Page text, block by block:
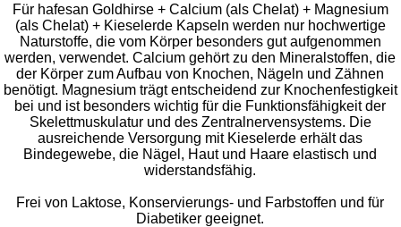
Für hafesan Goldhirse + Calcium (als Chelat) + Magnesium
(als Chelat) + Kieselerde Kapseln werden nur hochwertige
Naturstoffe, die vom Körper besonders gut aufgenommen
werden, verwendet. Calcium gehört zu den Mineralstoffen, die
der Körper zum Aufbau von Knochen, Nägeln und Zähnen
benötigt. Magnesium trägt entscheidend zur Knochenfestigkeit
bei und ist besonders wichtig für die Funktionsfähigkeit der
Skelettmuskulatur und des Zentralnervensystems. Die
ausreichende Versorgung mit Kieselerde erhält das
Bindegewebe, die Nägel, Haut und Haare elastisch und
widerstandsfähig.
Frei von Laktose, Konservierungs- und Farbstoffen und für
Diabetiker geeignet.